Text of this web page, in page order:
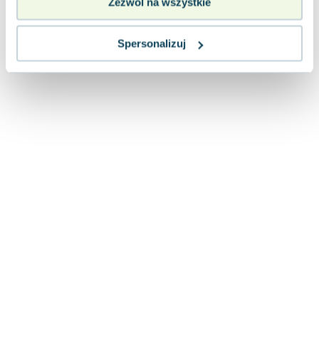
Spersonalizuj